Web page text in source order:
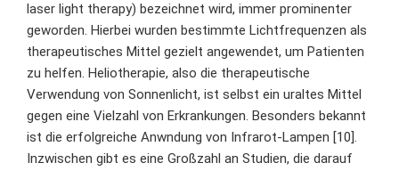
laser light therapy) bezeichnet wird, immer prominenter
geworden. Hierbei wurden bestimmte Lichtfrequenzen als
therapeutisches Mittel gezielt angewendet, um Patienten
zu helfen. Heliotherapie, also die therapeutische
Verwendung von Sonnenlicht, ist selbst ein uraltes Mittel
gegen eine Vielzahl von Erkrankungen. Besonders bekannt
ist die erfolgreiche Anwndung von Infrarot-Lampen [10].
Inzwischen gibt es eine Großzahl an Studien, die darauf